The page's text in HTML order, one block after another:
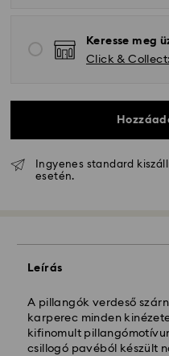
Keresse meg
Click &
Ingyenes standard
esetén.
Leírás
A pillangók verdeső
karperec minden
kifinomult
csillogó pavéból készült
szállítjuk ki.
és a szállítás után
Hagyományos
Ingyenes kiszállítás a